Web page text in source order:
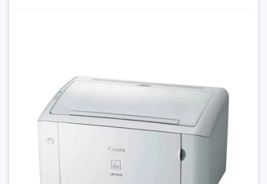
Hệ điều hành hỗ trợ
Windows (có thể cần cài đặt
trình điều khiển phù hợp với
từng phiên bản)
Đặt trước sản phẩm để nhận thêm nhiều ưu đãi bạn